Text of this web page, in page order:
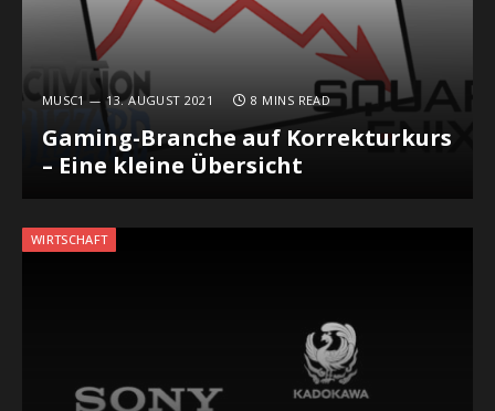
MUSC1 13. AUGUST 2021 8 MINS READ
Gaming-Branche auf Korrekturkurs
– Eine kleine Übersicht
WIRTSCHAFT